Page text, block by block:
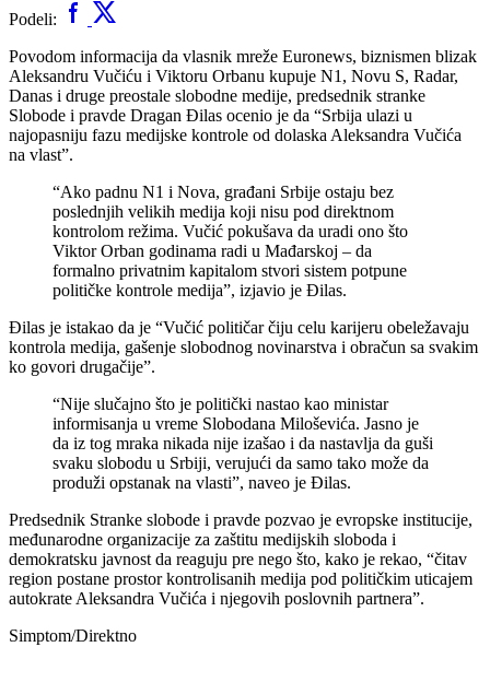
Podeli:
Povodom informacija da vlasnik mreže Euronews, biznismen blizak
Aleksandru Vučiću i Viktoru Orbanu kupuje N1, Novu S, Radar,
Danas i druge preostale slobodne medije, predsednik stranke
Slobode i pravde Dragan Đilas ocenio je da “Srbija ulazi u
najopasniju fazu medijske kontrole od dolaska Aleksandra Vučića
na vlast”.
“Ako padnu N1 i Nova, građani Srbije ostaju bez
poslednjih velikih medija koji nisu pod direktnom
kontrolom režima. Vučić pokušava da uradi ono što
Viktor Orban godinama radi u Mađarskoj – da
formalno privatnim kapitalom stvori sistem potpune
političke kontrole medija”, izjavio je Đilas.
Đilas je istakao da je “Vučić političar čiju celu karijeru obeležavaju
kontrola medija, gašenje slobodnog novinarstva i obračun sa svakim
ko govori drugačije”.
“Nije slučajno što je politički nastao kao ministar
informisanja u vreme Slobodana Miloševića. Jasno je
da iz tog mraka nikada nije izašao i da nastavlja da guši
svaku slobodu u Srbiji, verujući da samo tako može da
produži opstanak na vlasti”, naveo je Đilas.
Predsednik Stranke slobode i pravde pozvao je evropske institucije,
međunarodne organizacije za zaštitu medijskih sloboda i
demokratsku javnost da reaguju pre nego što, kako je rekao, “čitav
region postane prostor kontrolisanih medija pod političkim uticajem
autokrate Aleksandra Vučića i njegovih poslovnih partnera”.
Simptom/Direktno